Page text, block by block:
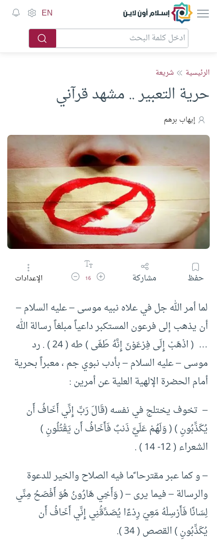
إسلام أون لاين EN
الرئيسية شريعة
حرية التعبير .. مشهد قرآني
إيهاب برهم
حفظ مشاركة زيادة حجم الخط
16 تقليل حجم الخطالإعدادات
لما أمر الله جل في علاه نبيه موسى – عليه السلام –
أن يذهب إلى فرعون المستكبر داعياً مبلغاً رسالة الله
… ( اذْهَبْ إِلَى فِرْعَوْنَ إِنَّهُ طَغَى ) طه ( 24 ) . رد
موسى – عليه السلام – بأدب نبوي جم ، معبراً بحرية
أمام الحضرة الإلهية العلية عن أمرين :
– تخوف يختلج في نفسه (قَالَ رَبِّ إِنِّي أَخَافُ أَن
يُكَذِّبُونِ ) ( وَلَهُمْ عَلَيَّ ذَنبٌ فَأَخَافُ أَن يَقْتُلُونِ )
الشعراء ( 12- 14 ) .
– و كما عبر مقترحا ًما فيه الصلاح والخير للدعوة
والرسالة – فيما يرى – ( وَأَخِي هَارُونُ هُوَ أَفْصَحُ مِنِّي
لِسَانًا فَأَرْسِلْهُ مَعِيَ رِدْءًا يُصَدِّقُنِي إِنِّي أَخَافُ أَن
يُكَذِّبُونِ ) القصص ( 34 ).